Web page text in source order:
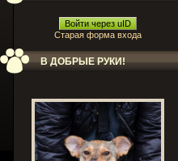
Войти через uID
Старая форма входа
В ДОБРЫЕ РУКИ!